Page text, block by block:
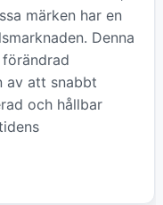
märken har en
Denna
av att snabbt
och hållbar